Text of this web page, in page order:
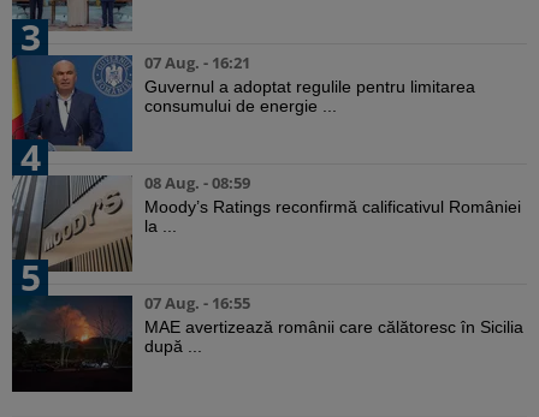
3
07 Aug. - 16:21
Guvernul a adoptat regulile pentru limitarea
consumului de energie ...
4
08 Aug. - 08:59
Moody’s Ratings reconfirmă calificativul României
la ...
5
07 Aug. - 16:55
MAE avertizează românii care călătoresc în Sicilia
după ...